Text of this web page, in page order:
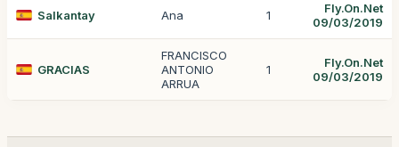
Salkantay Ana 1
Fly.On.Net
09/03/2019
GRACIAS
FRANCISCO
ANTONIO
ARRUA
1
Fly.On.Net
09/03/2019